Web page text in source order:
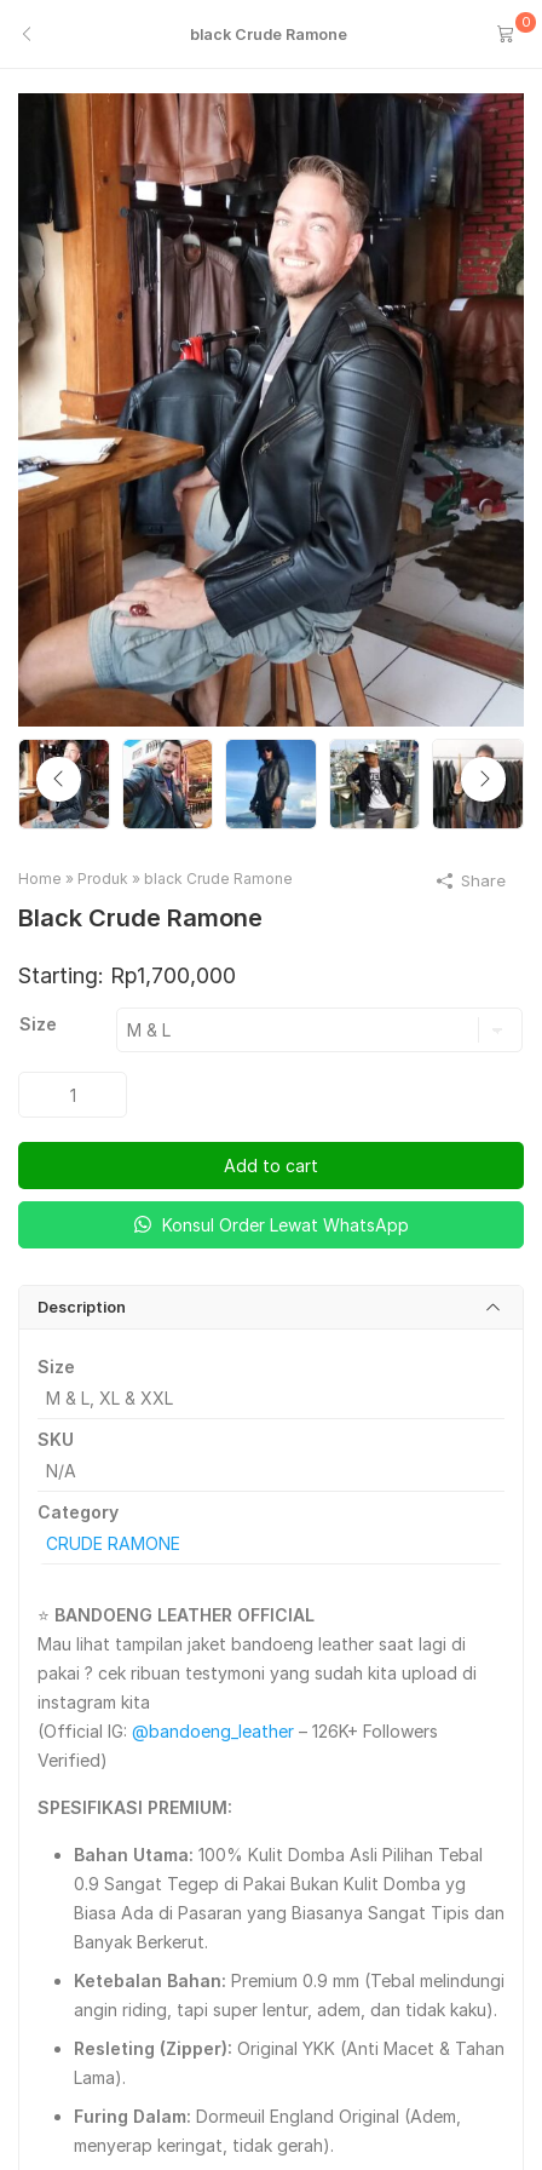
black Crude Ramone
0
Home » Produk » black Crude Ramone
Black Crude Ramone
Starting: Rp1,700,000
Size
Ramone
Add to cart
Konsul Order Lewat WhatsApp
Share
Description
Size
M & L, XL & XXL
SKU
N/A
Category
CRUDE RAMONE
⭐ BANDOENG LEATHER OFFICIAL
Mau lihat tampilan jaket bandoeng leather saat lagi di
pakai ? cek ribuan testymoni yang sudah kita upload di
instagram kita
(Official IG: @bandoeng_leather – 126K+ Followers
Verified)
SPESIFIKASI PREMIUM:
Bahan Utama: 100% Kulit Domba Asli Pilihan Tebal
0.9 Sangat Tegep di Pakai Bukan Kulit Domba yg
Biasa Ada di Pasaran yang Biasanya Sangat Tipis dan
Banyak Berkerut.
Ketebalan Bahan: Premium 0.9 mm (Tebal melindungi
angin riding, tapi super lentur, adem, dan tidak kaku).
Resleting (Zipper): Original YKK (Anti Macet & Tahan
Lama).
Furing Dalam: Dormeuil England Original (Adem,
menyerap keringat, tidak gerah).